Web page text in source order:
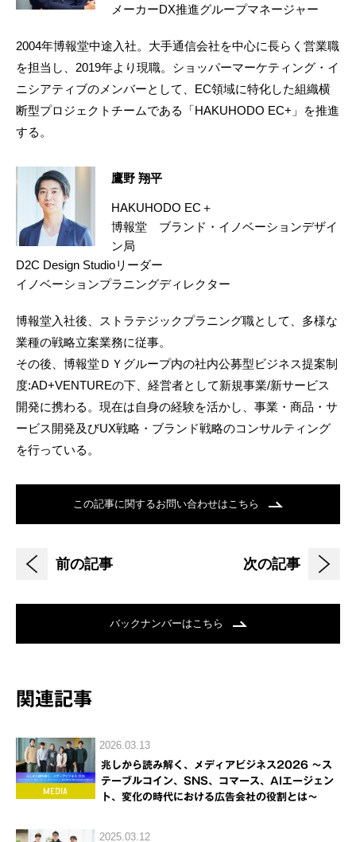
メーカーDX推進グループマネージャー
2004年博報堂中途入社。大手通信会社を中心に長らく営業職
を担当し、2019年より現職。ショッパーマーケティング・イ
ニシアティブのメンバーとして、EC領域に特化した組織横
断型プロジェクトチームである「HAKUHODO EC+」を推進
する。
鷹野 翔平
HAKUHODO EC＋
博報堂 ブランド・イノベーションデザイ
ン局
D2C Design Studioリーダー
イノベーションプラニングディレクター
博報堂入社後、ストラテジックプラニング職として、多様な
業種の戦略立案業務に従事。
その後、博報堂ＤＹグループ内の社内公募型ビジネス提案制
度:AD+VENTUREの下、経営者として新規事業/新サービス
開発に携わる。現在は自身の経験を活かし、事業・商品・サ
ービス開発及びUX戦略・ブランド戦略のコンサルティング
を行っている。
この記事に関するお問い合わせはこちら
前の記事 次の記事
バックナンバーはこちら
関連記事
2026.03.13
兆しから読み解く、メディアビジネス2026 ～ス
テーブルコイン、SNS、コマース、AIエージェン
ト、変化の時代における広告会社の役割とは～
2025.03.12